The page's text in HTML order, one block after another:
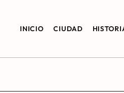
INICIO CIUDAD